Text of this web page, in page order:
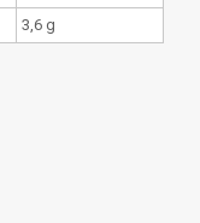
3,6 g